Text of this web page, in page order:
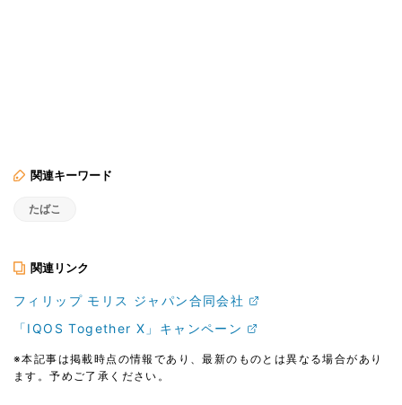
関連キーワード
たばこ
関連リンク
フィリップ モリス ジャパン合同会社
「IQOS Together X」キャンペーン
※本記事は掲載時点の情報であり、最新のものとは異なる場合があり
ます。予めご了承ください。